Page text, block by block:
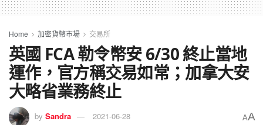
Home 加密貨幣市場 交易所
英國 FCA 勒令幣安 6/30 終止當地
運作，官方稱交易如常；加拿大安
大略省業務終止
by Sandra 2021-06-28 AA